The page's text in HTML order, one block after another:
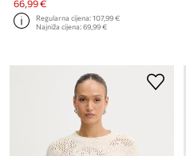
66,99 €
Regularna cijena:107,99 €
Najniža cijena:69,99 €